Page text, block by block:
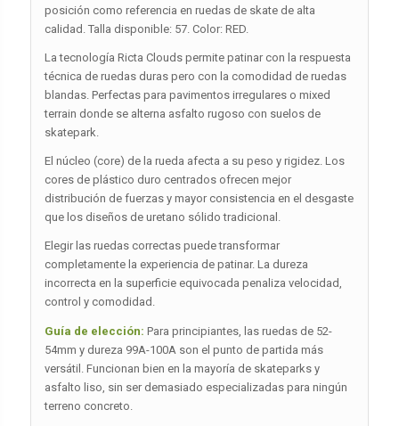
posición como referencia en ruedas de skate de alta
calidad. Talla disponible: 57. Color: RED.
La tecnología Ricta Clouds permite patinar con la respuesta
técnica de ruedas duras pero con la comodidad de ruedas
blandas. Perfectas para pavimentos irregulares o mixed
terrain donde se alterna asfalto rugoso con suelos de
skatepark.
El núcleo (core) de la rueda afecta a su peso y rigidez. Los
cores de plástico duro centrados ofrecen mejor
distribución de fuerzas y mayor consistencia en el desgaste
que los diseños de uretano sólido tradicional.
Elegir las ruedas correctas puede transformar
completamente la experiencia de patinar. La dureza
incorrecta en la superficie equivocada penaliza velocidad,
control y comodidad.
Guía de elección: Para principiantes, las ruedas de 52-
54mm y dureza 99A-100A son el punto de partida más
versátil. Funcionan bien en la mayoría de skateparks y
asfalto liso, sin ser demasiado especializadas para ningún
terreno concreto.